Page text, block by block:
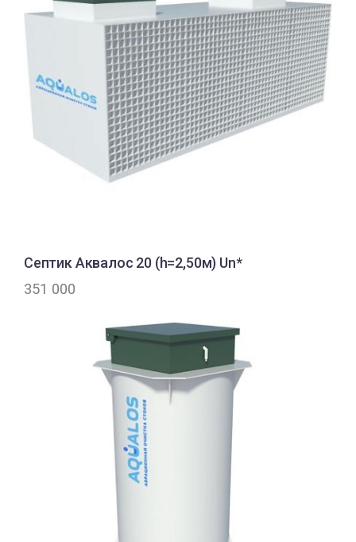
Септик Аквалос 20 (h=2,50м) Un*
351 000